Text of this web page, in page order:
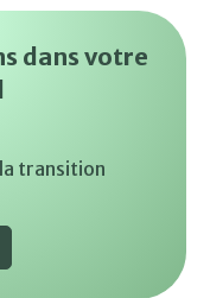
dans votre
la transition